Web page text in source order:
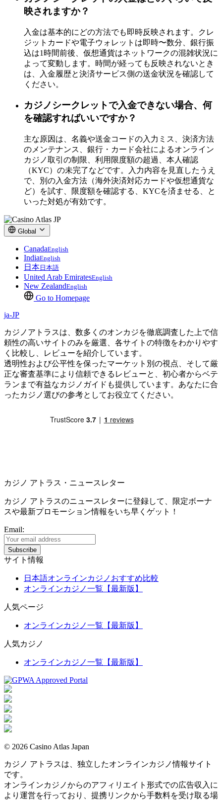
映されますか？
入金は基本的にどの方法でも即時反映されます。クレ
ジットカードや電子ウォレットは即時〜数分、銀行振
込は1時間前後、仮想通貨はネットワークの混雑状況に
よって変動します。時間が経っても反映されないとき
は、入金履歴と決済サービス側の送金状況を確認して
ください。
カジノシークレットで入金できない場合、何
を確認すればいいですか？
主な原因は、名義や送金コードの入力ミス、決済方法
のメンテナンス、銀行・カード会社によるオンライン
カジノ取引の制限、利用限度額の超過、本人確認
（KYC）の未完了などです。入力内容を見直したうえ
で、別の入金方法（海外決済対応カードや仮想通貨な
ど）を試す、限度額を確認する、KYCを済ませる、と
いった対処が有効です。
Global
CanadaEnglish
IndiaEnglish
日本 日本語
United Arab EmiratesEnglish
New ZealandEnglish
Go to Homepage
ja-JP
カジノアトラスは、数多くのオンカジを徹底調査した上で信
頼性の高いサイトのみを厳選、各サイトの特徴をわかりやす
く比較し、レビューを紹介しています。
透明性および公平性を保ったマーケット別の視点、そして厳
正な審査基準により信頼できるレビューと、初心者からベテ
ランまで有益なカジノガイドも提供しています。あなたに合
ったカジノ選びの参考としてお役立てください。
カジノ アトラス・ニュースレター
カジノ アトラスのニュースレターに登録して、限定ボーナ
スや最新プロモーション情報をいち早くゲット！
Email:
サイト情報
日本語オンラインカジノおすすめ比較
オンラインカジノ一覧【最新版】
人気ページ
オンラインカジノ一覧【最新版】
人気カジノ
オンラインカジノ一覧【最新版】
© 2026 Casino Atlas Japan
カジノ アトラスは、独立したオンラインカジノ情報サイト
です。
オンラインカジノからのアフィリエイト形式での広告収入に
より運営を行っており、提携リンクから手数料を受け取る場